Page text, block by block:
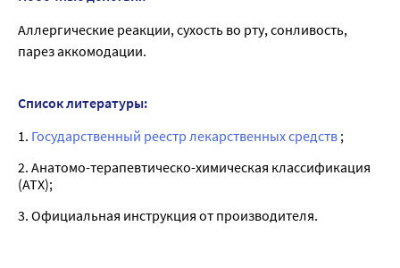
Аллергические реакции, сухость во рту, сонливость,
парез аккомодации.
Список литературы:
1. Государственный реестр лекарственных средств ;
2. Анатомо-терапевтическо-химическая классификация
(ATX);
3. Официальная инструкция от производителя.